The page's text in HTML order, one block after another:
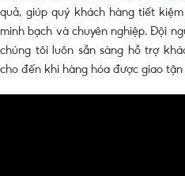
quả, giúp quý khách hàng tiết
minh bạch và chuyên nghiệp. Đội
chúng tôi luôn sẵn sàng hỗ trợ
cho đến khi hàng hóa được giao tận